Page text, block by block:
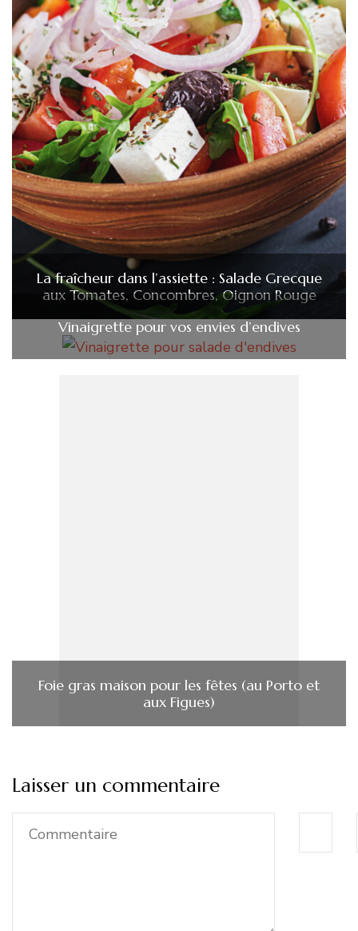
La fraîcheur dans l’assiette : Salade Grecque
aux Tomates, Concombres, Oignon Rouge
Vinaigrette pour vos envies d’endives
Foie gras maison pour les fêtes (au Porto et
aux Figues)
Laisser un commentaire